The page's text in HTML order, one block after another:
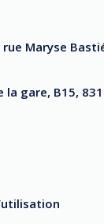
Maryse
la gare, B15,